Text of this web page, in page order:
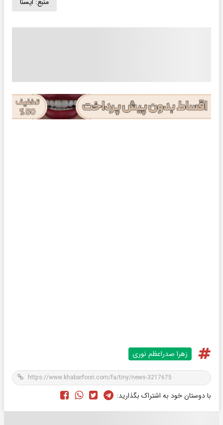
زهرا صدراعظم نوری
با دوستان خود به اشتراک بگذارید: